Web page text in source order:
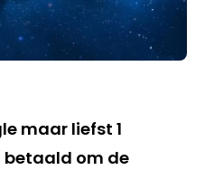
maar liefst 1
betaald om de